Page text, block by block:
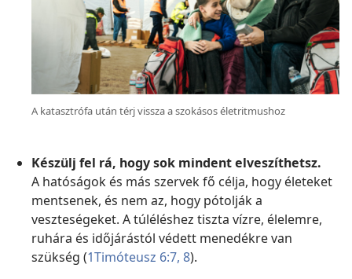
A katasztrófa után térj vissza a szokásos életritmushoz
Készülj fel rá, hogy sok mindent elveszíthetsz.
A hatóságok és más szervek fő célja, hogy életeket
mentsenek, és nem az, hogy pótolják a
veszteségeket. A túléléshez tiszta vízre, élelemre,
ruhára és időjárástól védett menedékre van
szükség (1Timóteusz 6:7, 8).